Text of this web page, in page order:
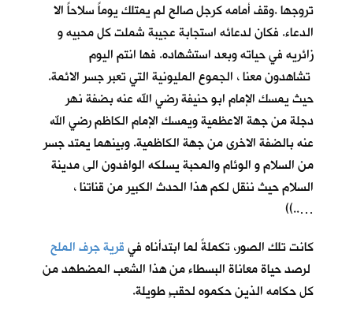
تروجها .وقف أمامه كرجل صالح لم يمتلك يوماً سلاحاً الا
الدعاء. فكان لدعائه استجابة عجيبة شملت كل محبيه و
زائريه في حياته وبعد استشهاده. فها انتم اليوم
تشاهدون معنا ، الجموع المليونية التي تعبر جسر الائمة.
حيث يمسك الإمام ابو حنيفة رضي الله عنه بضفة نهر
دجلة من جهة الاعظمية ويمسك الإمام الكاظم رضي الله
عنه بالضفة الاخرى من جهة الكاظمية. وبينهما يمتد جسر
من السلام و الوئام والمحبة يسلكه الوافدون الى مدينة
السلام حيث ننقل لكم هذا الحدث الكبير من قناتنا ،
…..))
كانت تلك الصور، تكملةً لما ابتدأناه فيقرية جرف الملح
لرصد حياة معاناة البسطاء من هذا الشعب المضطهد من
كل حكامه الذين حكموه لحقبٍ طويلة.